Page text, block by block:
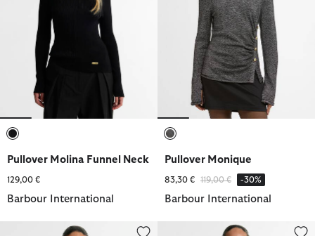
Pullover Molina Funnel Neck
129,00 €
Barbour International
Pullover Monique
83,30 € Reduziert von
119,00 €bis-30%
Barbour International
Pullunder Amaya Check Pullover Cyrus